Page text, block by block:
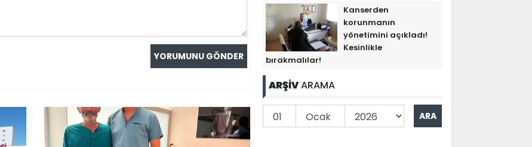
Kanserden
korunmanın
yönetimini açıkladı!
Kesinlikle
bırakmalılar!
ARŞİVARAMA